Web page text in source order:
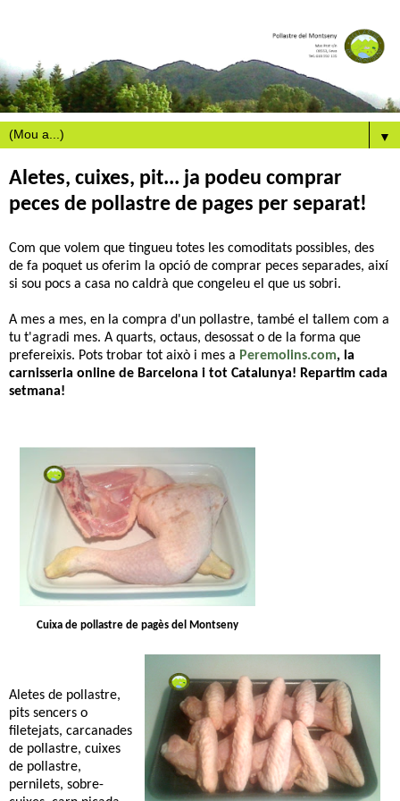
▼
Aletes, cuixes, pit... ja podeu comprar
peces de pollastre de pages per separat!
Com que volem que tingueu totes les comoditats possibles, des
de fa poquet us oferim la opció de comprar peces separades, així
si sou pocs a casa no caldrà que congeleu el que us sobri.
A mes a mes, en la compra d'un pollastre, també el tallem com a
tu t'agradi mes. A quarts, octaus, desossat o de la forma que
prefereixis. Pots trobar tot això i mes a Peremolins.com, la
carnisseria online de Barcelona i tot Catalunya! Repartim cada
setmana!
Cuixa de pollastre de pagès del Montseny
Aletes de pollastre,
pits sencers o
filetejats, carcanades
de pollastre, cuixes
de pollastre,
pernilets, sobre-